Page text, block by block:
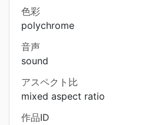
色彩
polychrome
音声
sound
アスペクト比
mixed aspect ratio
作品ID